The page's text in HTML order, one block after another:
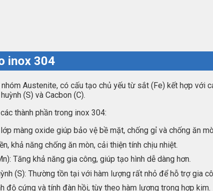
inox 304
Austenite, có cấu tạo chủ yếu từ sắt (Fe) kết hợp với
(S) và Cacbon (C).
thành phần trong inox 304:
màng oxide giúp bảo vệ bề mặt, chống gỉ và chống ăn
khả năng chống ăn mòn, cải thiện tính chịu nhiệt.
Tăng khả năng gia công, giúp tạo hình dễ dàng hơn.
(S): Thường tồn tại với hàm lượng rất nhỏ để hỗ trợ gia
độ cứng và tính đàn hồi, tùy theo hàm lượng trong hợp kim.